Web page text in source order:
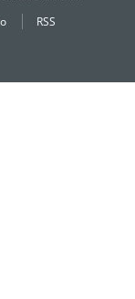
RSS